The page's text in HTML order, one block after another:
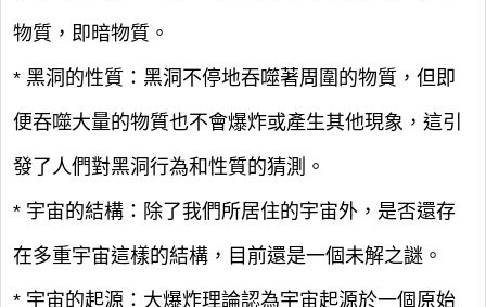
物質，即暗物質。
* 黑洞的性質：黑洞不停地吞噬著周圍的物質，但即
便吞噬大量的物質也不會爆炸或產生其他現象，這引
發了人們對黑洞行為和性質的猜測。
* 宇宙的結構：除了我們所居住的宇宙外，是否還存
在多重宇宙這樣的結構，目前還是一個未解之謎。
* 宇宙的起源：大爆炸理論認為宇宙起源於一個原始